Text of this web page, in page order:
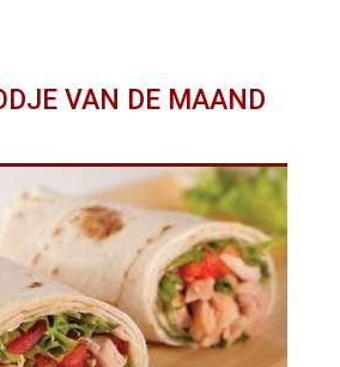
VAN DE MAAND